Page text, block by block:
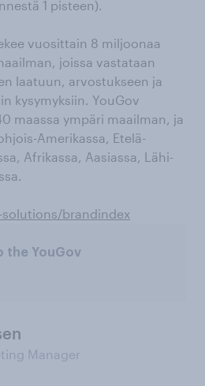
1 pisteen).
vuosittain 8 miljoonaa
joissa vastataan
laatuun, arvostukseen ja
kysymyksiin. YouGov
maassa ympäri maailman, ja
Amerikassa, Etelä-
Afrikassa, Aasiassa, Lähi-
brandindex
the YouGov
Manager